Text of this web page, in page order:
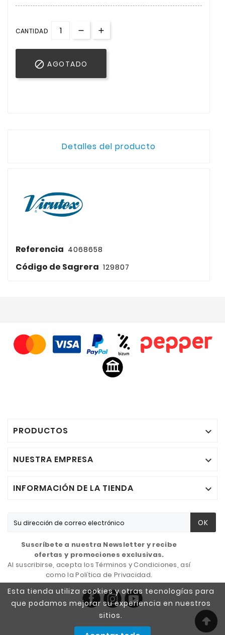
Esta tienda utiliza cookies y otras tecnologías para
que podamos mejorar su experiencia en nuestros
sitios.
CANTIDAD
 AGOTADO
Detalles del producto
Referencia 4068658
Código de Sagrera 129807
PRODUCTOS 
NUESTRA EMPRESA 
INFORMACIÓN DE LA TIENDA 
OK
Suscríbete a nuestra Newsletter y recibe
ofertas y promociones exclusivas.
Al suscribirse, acepta los Términos y Condiciones, así
como la Política de Privacidad.